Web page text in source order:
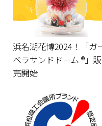
浜名湖花博2024！「ガ
ベラサンドドーム ®」販
売開始